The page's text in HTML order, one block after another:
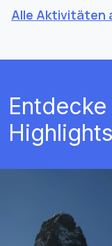
Alle Aktivitäten